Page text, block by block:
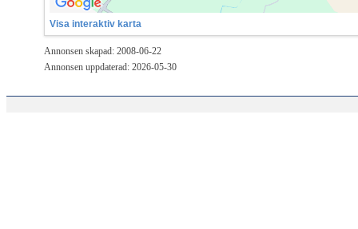
Visa interaktiv karta
Annonsen skapad: 2008-06-22
Annonsen uppdaterad: 2026-05-30